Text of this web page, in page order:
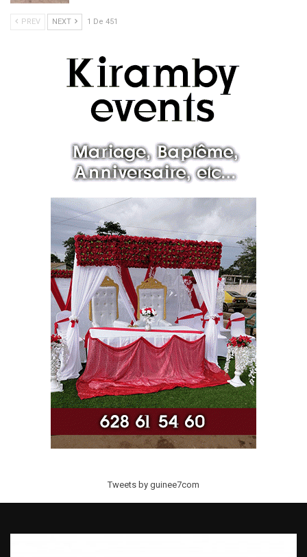
PREV NEXT 1 De 451
Tweets by guinee7com